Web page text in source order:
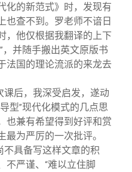
化的新范式》时，发现有
也查不到。罗老师不谙日
，他仅根据我翻译的上下
” ，并随手搬出英文原版书
法国的理论流派的来龙去
后，我深受启发，遂动
型”现代化模式的几点思
也兼有希望得到好评和赏
为严厉的一次批评。
不具备写这样文章的积
严谨、 “难以立住脚